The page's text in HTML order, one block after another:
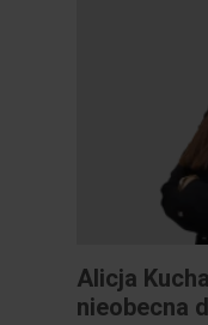
Alicja
nieobecna